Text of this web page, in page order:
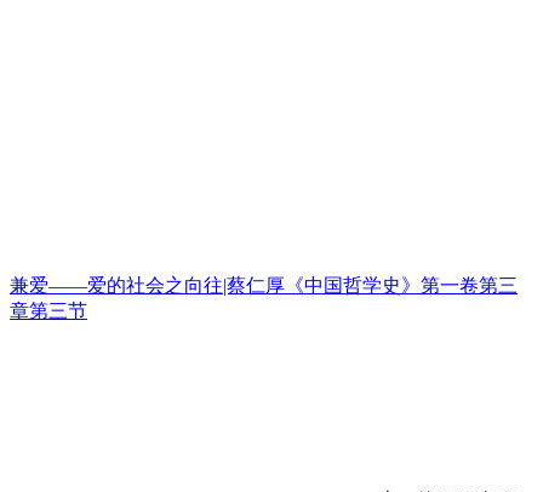
兼爱——爱的社会之向往|蔡仁厚《中国哲学史》第一卷第三
章第三节